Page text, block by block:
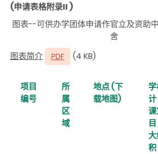
(申请表格附录II )
图表--可供办学团体申请作官立及资助
舍
图表简介
(4 KB)
项目
编号
所
属
区
域
地点 (下
载地图)
积